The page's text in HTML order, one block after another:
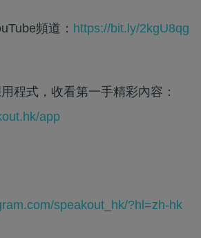
頻道： https://bit.ly/2kgU8qg
程式，收看第一手精彩內容：
app
speakout_hk/?hl=zh-hk